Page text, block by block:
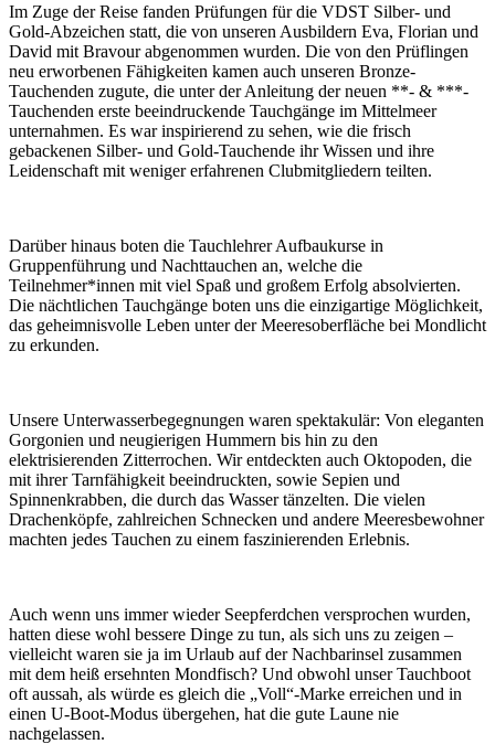
Im Zuge der Reise fanden Prüfungen für die VDST Silber- und
Gold-Abzeichen statt, die von unseren Ausbildern Eva, Florian und
David mit Bravour abgenommen wurden. Die von den Prüflingen
neu erworbenen Fähigkeiten kamen auch unseren Bronze-
Tauchenden zugute, die unter der Anleitung der neuen **- & ***-
Tauchenden erste beeindruckende Tauchgänge im Mittelmeer
unternahmen. Es war inspirierend zu sehen, wie die frisch
gebackenen Silber- und Gold-Tauchende ihr Wissen und ihre
Leidenschaft mit weniger erfahrenen Clubmitgliedern teilten.
Darüber hinaus boten die Tauchlehrer Aufbaukurse in
Gruppenführung und Nachttauchen an, welche die
Teilnehmer*innen mit viel Spaß und großem Erfolg absolvierten.
Die nächtlichen Tauchgänge boten uns die einzigartige Möglichkeit,
das geheimnisvolle Leben unter der Meeresoberfläche bei Mondlicht
zu erkunden.
Unsere Unterwasserbegegnungen waren spektakulär: Von eleganten
Gorgonien und neugierigen Hummern bis hin zu den
elektrisierenden Zitterrochen. Wir entdeckten auch Oktopoden, die
mit ihrer Tarnfähigkeit beeindruckten, sowie Sepien und
Spinnenkrabben, die durch das Wasser tänzelten. Die vielen
Drachenköpfe, zahlreichen Schnecken und andere Meeresbewohner
machten jedes Tauchen zu einem faszinierenden Erlebnis.
Auch wenn uns immer wieder Seepferdchen versprochen wurden,
hatten diese wohl bessere Dinge zu tun, als sich uns zu zeigen –
vielleicht waren sie ja im Urlaub auf der Nachbarinsel zusammen
mit dem heiß ersehnten Mondfisch? Und obwohl unser Tauchboot
oft aussah, als würde es gleich die „Voll“-Marke erreichen und in
einen U-Boot-Modus übergehen, hat die gute Laune nie
nachgelassen.